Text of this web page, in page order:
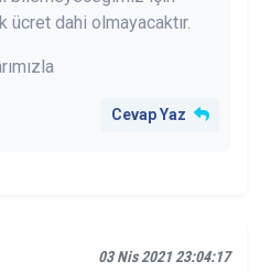
ücret dahi olmayacaktır.
Cevap Yaz
03 Nis 2021 23:04:17